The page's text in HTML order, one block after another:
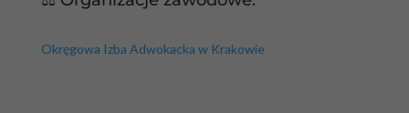
Okręgowa Izba Adwokacka w Krakowie